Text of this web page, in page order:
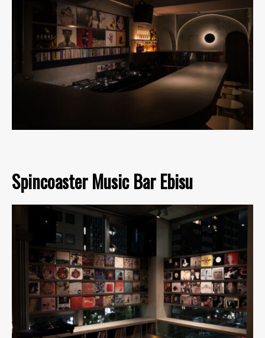
Spincoaster Music Bar Ebisu